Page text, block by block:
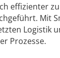
effizienter
Mit
Logistik
Prozesse.